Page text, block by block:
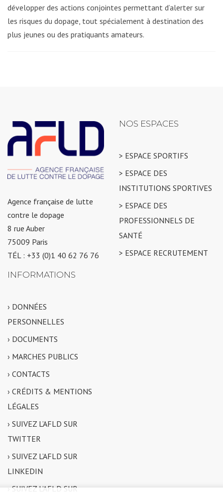
développer des actions conjointes permettant d’alerter sur
les risques du dopage, tout spécialement à destination des
plus jeunes ou des pratiquants amateurs.
Agence française de lutte
contre le dopage
8 rue Auber
75009 Paris
TÉL : +33 (0)1 40 62 76 76
NOS ESPACES
> ESPACE SPORTIFS
> ESPACE DES
INSTITUTIONS SPORTIVES
> ESPACE DES
PROFESSIONNELS DE
SANTÉ
> ESPACE RECRUTEMENT
INFORMATIONS
› DONNÉES
PERSONNELLES
› DOCUMENTS
› MARCHES PUBLICS
› CONTACTS
› CRÉDITS & MENTIONS
LÉGALES
› SUIVEZ L’AFLD SUR
TWITTER
› SUIVEZ L’AFLD SUR
LINKEDIN
› SUIVEZ L’AFLD SUR